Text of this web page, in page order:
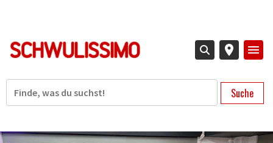
Suche